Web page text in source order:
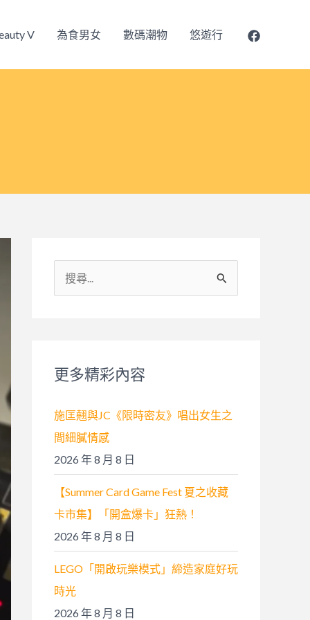
V 為食男女 數碼潮物 悠遊行
尋
:更多精彩內容
施匡翹與JC《限時密友》唱出女生之
間細膩情感
2026 年 8 月 8 日
【Summer Card Game Fest 夏之收藏
卡市集】「開盒爆卡」狂熱！
2026 年 8 月 8 日
LEGO「開啟玩樂模式」締造家庭好玩
時光
2026 年 8 月 8 日